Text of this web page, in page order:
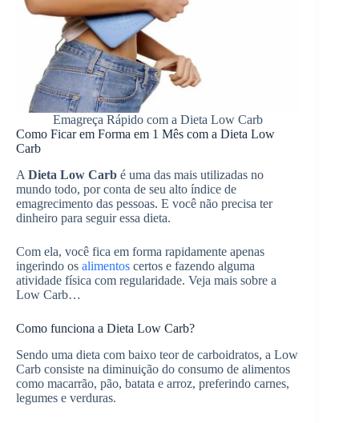
Emagreça Rápido com a Dieta Low Carb
Como Ficar em Forma em 1 Mês com a Dieta Low
Carb
A Dieta Low Carb é uma das mais utilizadas no
mundo todo, por conta de seu alto índice de
emagrecimento das pessoas. E você não precisa ter
dinheiro para seguir essa dieta.
Com ela, você fica em forma rapidamente apenas
ingerindo os alimentos certos e fazendo alguma
atividade física com regularidade. Veja mais sobre a
Low Carb…
Como funciona a Dieta Low Carb?
Sendo uma dieta com baixo teor de carboidratos, a Low
Carb consiste na diminuição do consumo de alimentos
como macarrão, pão, batata e arroz, preferindo carnes,
legumes e verduras.